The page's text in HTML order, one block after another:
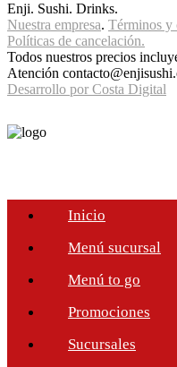
Enji. Sushi. Drinks.
Nuestra empresa. Términos y
Políticas de cancelación.
Todos nuestros precios
Atención
Desarrollo por Costa Digital
Inicio
Menú sucursal
Menú to go
Promociones
Sucursales